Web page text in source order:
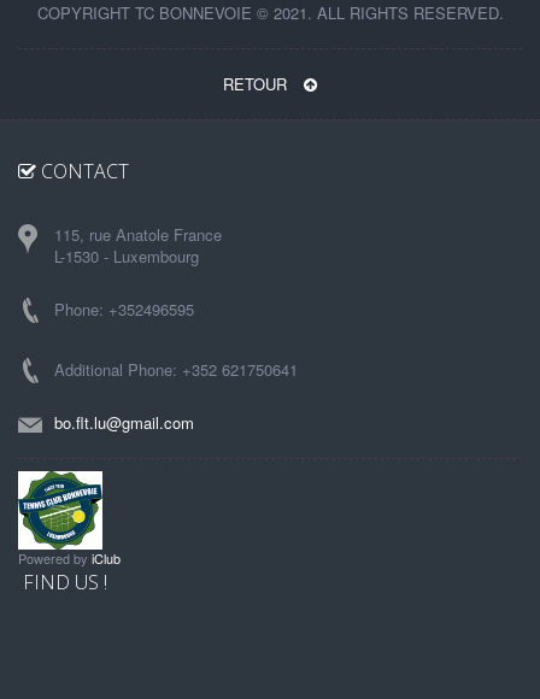
COPYRIGHT TC BONNEVOIE © 2021. ALL RIGHTS RESERVED.
RETOUR
CONTACT
115, rue Anatole France
L-1530 - Luxembourg
Phone: +352496595
Additional Phone: +352 621750641
bo.flt.lu@gmail.com
Powered by iClub
FIND US !